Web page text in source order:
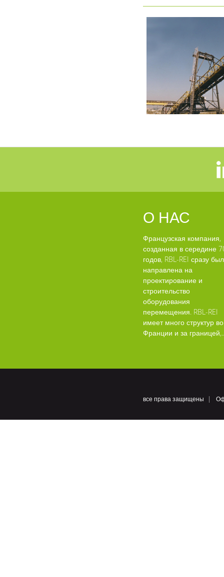
О НАС
Французская компания,
созданная в середине
годов, RBL-REI сразу
направлена на
проектирование и
строительство
оборудования
перемещения. RBL-REI
имеет много структур во
Франции и за
все права защищены